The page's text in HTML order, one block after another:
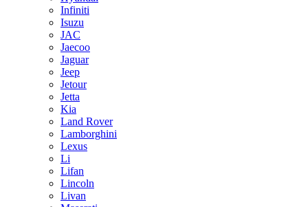
Infiniti
Isuzu
JAC
Jaecoo
Jaguar
Jeep
Jetour
Jetta
Kia
Land Rover
Lamborghini
Lexus
Li
Lifan
Lincoln
Livan